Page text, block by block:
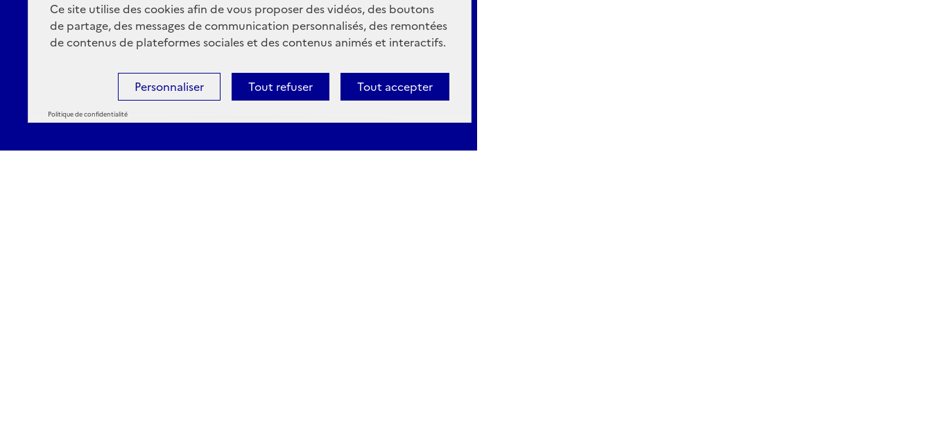
Ce site utilise des cookies afin de vous proposer des vidéos, des boutons
de partage, des messages de communication personnalisés, des remontées
de contenus de plateformes sociales et des contenus animés et interactifs.
Tout accepter
Tout refuser
Personnaliser
Politique de confidentialité